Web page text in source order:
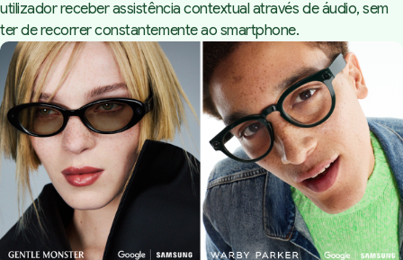
utilizador receber assistência contextual através de áudio, sem
ter de recorrer constantemente ao smartphone.